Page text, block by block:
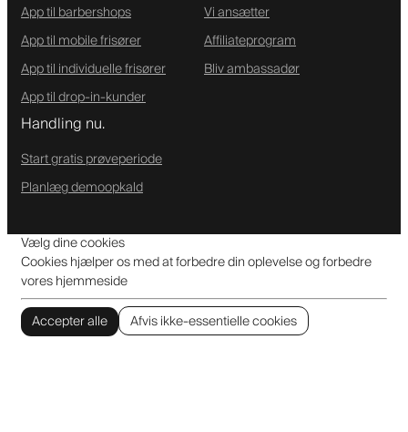
App til barbershops
App til mobile frisører
App til individuelle frisører
App til drop-in-kunder
Vi ansætter
Affiliateprogram
Bliv ambassadør
Handling nu.
Start gratis prøveperiode
Planlæg demoopkald
Vælg dine cookies
Cookies hjælper os med at forbedre din oplevelse og forbedre
vores hjemmeside
Accepter alle
Afvis ikke-essentielle cookies